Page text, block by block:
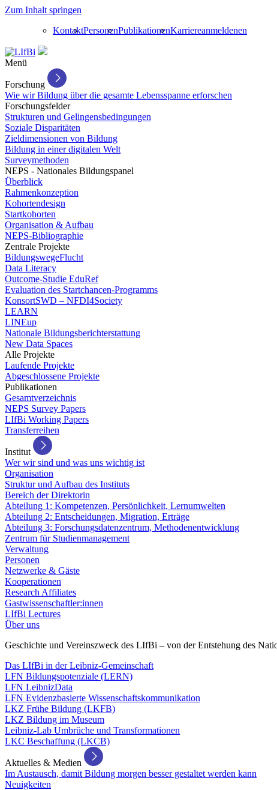
Zum Inhalt springen
KontaktPersonenPublikationenKarriereanmeldenen
Menü
Forschung
Wie wir Bildung über die gesamte Lebensspanne erforschen
Forschungsfelder
Strukturen und Gelingensbedingungen
Soziale Disparitäten
Zieldimensionen von Bildung
Bildung in einer digitalen Welt
Surveymethoden
NEPS - Nationales Bildungspanel
Überblick
Rahmenkonzeption
Kohortendesign
Startkohorten
Organisation & Aufbau
NEPS-Bibliographie
Zentrale Projekte
BildungswegeFlucht
Data Literacy
Outcome-Studie EduRef
Evaluation des Startchancen-Programms
KonsortSWD – NFDI4Society
LEARN
LINEup
Nationale Bildungsberichterstattung
New Data Spaces
Alle Projekte
Laufende Projekte
Abgeschlossene Projekte
Publikationen
Gesamtverzeichnis
NEPS Survey Papers
LIfBi Working Papers
Transferreihen
Institut
Wer wir sind und was uns wichtig ist
Organisation
Struktur und Aufbau des Instituts
Bereich der Direktorin
Abteilung 1: Kompetenzen, Persönlichkeit, Lernumwelten
Abteilung 2: Entscheidungen, Migration, Erträge
Abteilung 3: Forschungsdatenzentrum, Methodenentwicklung
Zentrum für Studienmanagement
Verwaltung
Personen
Netzwerke & Gäste
Kooperationen
Research Affiliates
Gastwissenschaftler:innen
LIfBi Lectures
Über uns
Geschichte und Vereinszweck des LIfBi – von der Entstehung des
Das LIfBi in der Leibniz-Gemeinschaft
LFN Bildungspotenziale (LERN)
LFN LeibnizData
LFN Evidenzbasierte Wissenschaftskommunikation
LKZ Frühe Bildung (LKFB)
LKZ Bildung im Museum
Leibniz-Lab Umbrüche und Transformationen
LKC Beschaffung (LKCB)
Aktuelles & Medien
Im Austausch, damit Bildung morgen besser gestaltet werden kann
Neuigkeiten